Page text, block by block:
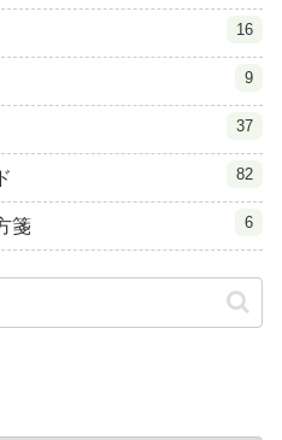
16
9
37
82
箋 6